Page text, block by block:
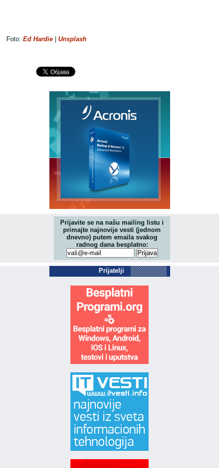
Foto:Ed Hardie Unsplash
Prijavite se na našu mailing listu i
primajte najnovije vesti (jednom
dnevno) putem emaila svakog
radnog dana besplatno:
Prijatelji